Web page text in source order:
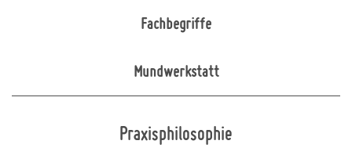
Fachbegriffe
Mundwerkstatt
Praxisphilosophie